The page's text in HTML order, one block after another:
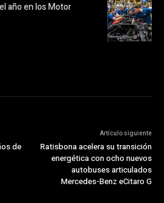
año en los Motor
de
Artículo siguiente
Ratisbona acelera su transición
energética con ocho nuevos
autobuses articulados
Mercedes-Benz eCitaro G